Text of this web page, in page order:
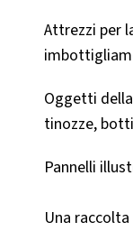
Attrezzi per
Oggetti
tinozze,
Pannelli
Una